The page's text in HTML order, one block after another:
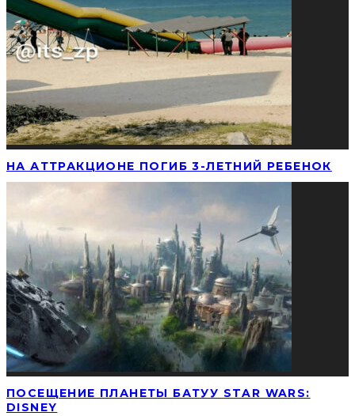
НА АТТРАКЦИОНЕ ПОГИБ 3-ЛЕТНИЙ РЕБЕНОК
ПОСЕЩЕНИЕ ПЛАНЕТЫ БАТУУ STAR WARS:
DISNEY